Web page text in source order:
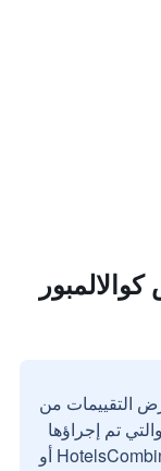
التقييمات من
تم إجراؤها
بواسطة مستخدمين حقيقيين مع HotelsCombined أو